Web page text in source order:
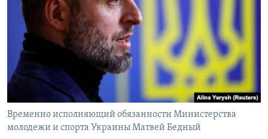
Временно исполняющий обязанности Министерства
молодежи и спорта Украины Матвей Бедный